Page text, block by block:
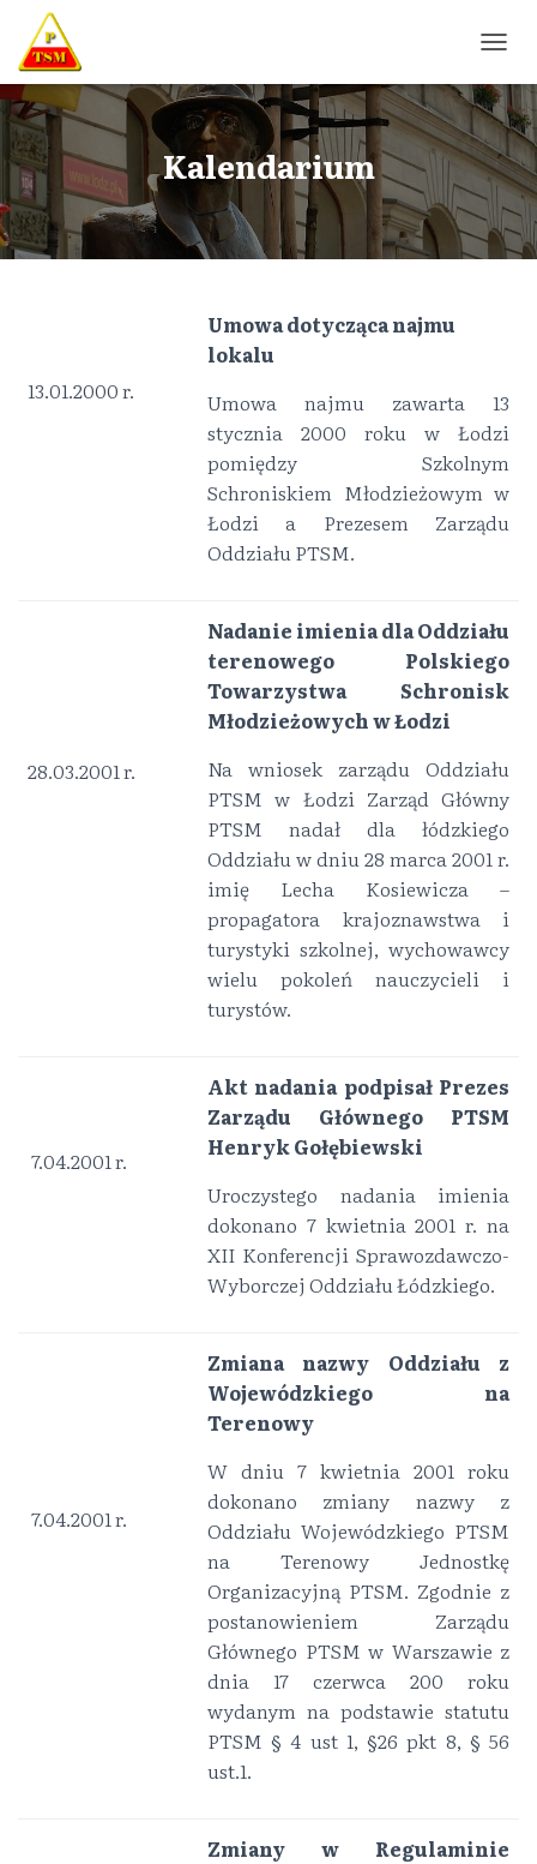
R
Z
E
Ł
Ą
N
A
J
Kalendarium
13.01.2000 r.
Umowa dotycząca najmu
lokalu
Umowa najmu zawarta 13
stycznia 2000 roku w Łodzi
pomiędzy Szkolnym
Schroniskiem Młodzieżowym w
Łodzi a Prezesem Zarządu
Oddziału PTSM.
28.03.2001 r.
Nadanie imienia dla Oddziału
terenowego Polskiego
Towarzystwa Schronisk
Młodzieżowych w Łodzi
Na wniosek zarządu Oddziału
PTSM w Łodzi Zarząd Główny
PTSM nadał dla łódzkiego
Oddziału w dniu 28 marca 2001 r.
imię Lecha Kosiewicza –
propagatora krajoznawstwa i
turystyki szkolnej, wychowawcy
wielu pokoleń nauczycieli i
turystów.
7.04.2001 r.
Akt nadania podpisał Prezes
Zarządu Głównego PTSM
Henryk Gołębiewski
Uroczystego nadania imienia
dokonano 7 kwietnia 2001 r. na
XII Konferencji Sprawozdawczo-
Wyborczej Oddziału Łódzkiego.
7.04.2001 r.
Zmiana nazwy Oddziału z
Wojewódzkiego na
Terenowy
W dniu 7 kwietnia 2001 roku
dokonano zmiany nazwy z
Oddziału Wojewódzkiego PTSM
na Terenowy Jednostkę
Organizacyjną PTSM. Zgodnie z
postanowieniem Zarządu
Głównego PTSM w Warszawie z
dnia 17 czerwca 200 roku
wydanym na podstawie statutu
PTSM § 4 ust 1, §26 pkt 8, § 56
ust.1.
Zmiany w Regulaminie